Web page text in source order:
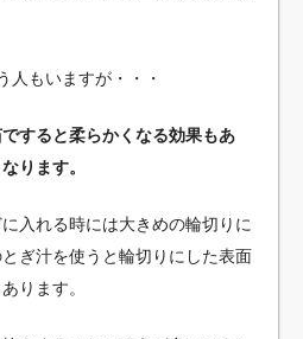
人もいますが・・・
すると柔らかくなる効果もあ
ります。
入れる時には大きめの輪切りに
ぎ汁を使うと輪切りにした表面
ります。